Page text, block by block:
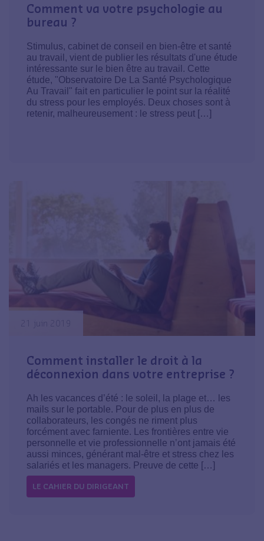
Comment va votre psychologie au
bureau ?
Stimulus, cabinet de conseil en bien-être et santé
au travail, vient de publier les résultats d'une étude
intéressante sur le bien être au travail. Cette
étude, "Observatoire De La Santé Psychologique
Au Travail" fait en particulier le point sur la réalité
du stress pour les employés. Deux choses sont à
retenir, malheureusement : le stress peut […]
21 juin 2019
Comment installer le droit à la
déconnexion dans votre entreprise ?
Ah les vacances d’été : le soleil, la plage et… les
mails sur le portable. Pour de plus en plus de
collaborateurs, les congés ne riment plus
forcément avec farniente. Les frontières entre vie
personnelle et vie professionnelle n’ont jamais été
aussi minces, générant mal-être et stress chez les
salariés et les managers. Preuve de cette […]
LE CAHIER DU DIRIGEANT